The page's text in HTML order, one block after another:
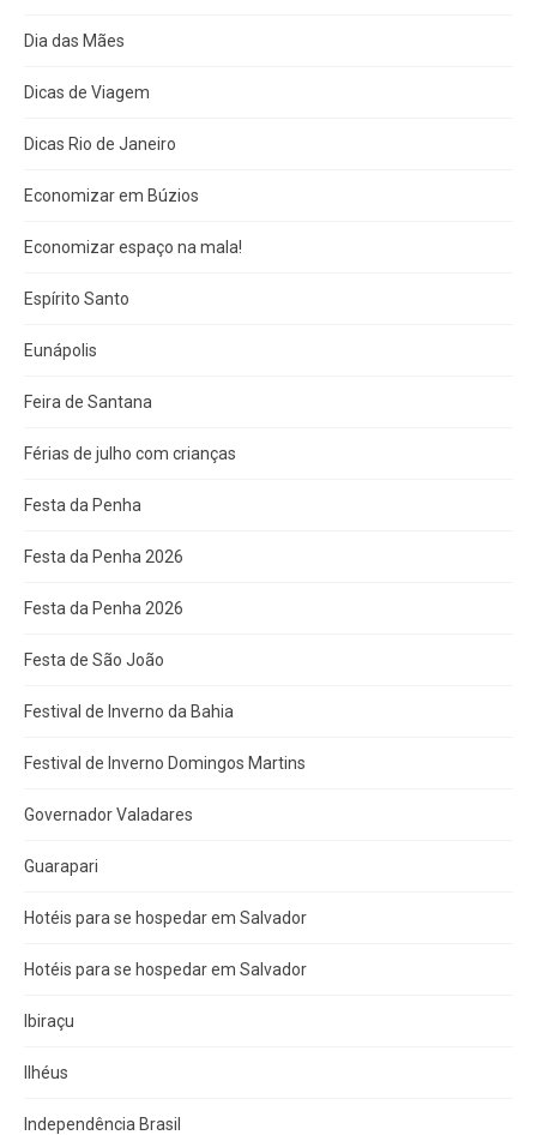
Dia das Mães
Dicas de Viagem
Dicas Rio de Janeiro
Economizar em Búzios
Economizar espaço na mala!
Espírito Santo
Eunápolis
Feira de Santana
Férias de julho com crianças
Festa da Penha
Festa da Penha 2026
Festa da Penha 2026
Festa de São João
Festival de Inverno da Bahia
Festival de Inverno Domingos Martins
Governador Valadares
Guarapari
Hotéis para se hospedar em Salvador
Hotéis para se hospedar em Salvador
Ibiraçu
Ilhéus
Independência Brasil